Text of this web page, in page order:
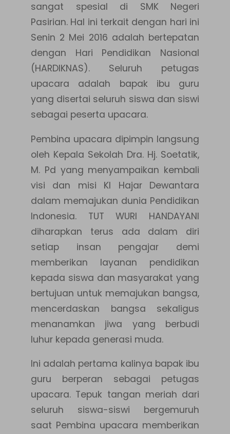
sangat spesial di SMK Negeri
Pasirian. Hal ini terkait dengan hari ini
Senin 2 Mei 2016 adalah bertepatan
dengan Hari Pendidikan Nasional
(HARDIKNAS). Seluruh petugas
upacara adalah bapak ibu guru
yang disertai seluruh siswa dan siswi
sebagai peserta upacara.
Pembina upacara dipimpin langsung
oleh Kepala Sekolah Dra. Hj. Soetatik,
M. Pd yang menyampaikan kembali
visi dan misi KI Hajar Dewantara
dalam memajukan dunia Pendidikan
Indonesia. TUT WURI HANDAYANI
diharapkan terus ada dalam diri
setiap insan pengajar demi
memberikan layanan pendidikan
kepada siswa dan masyarakat yang
bertujuan untuk memajukan bangsa,
mencerdaskan bangsa sekaligus
menanamkan jiwa yang berbudi
luhur kepada generasi muda.
Ini adalah pertama kalinya bapak ibu
guru berperan sebagai petugas
upacara. Tepuk tangan meriah dari
seluruh siswa-siswi bergemuruh
saat Pembina upacara memberikan